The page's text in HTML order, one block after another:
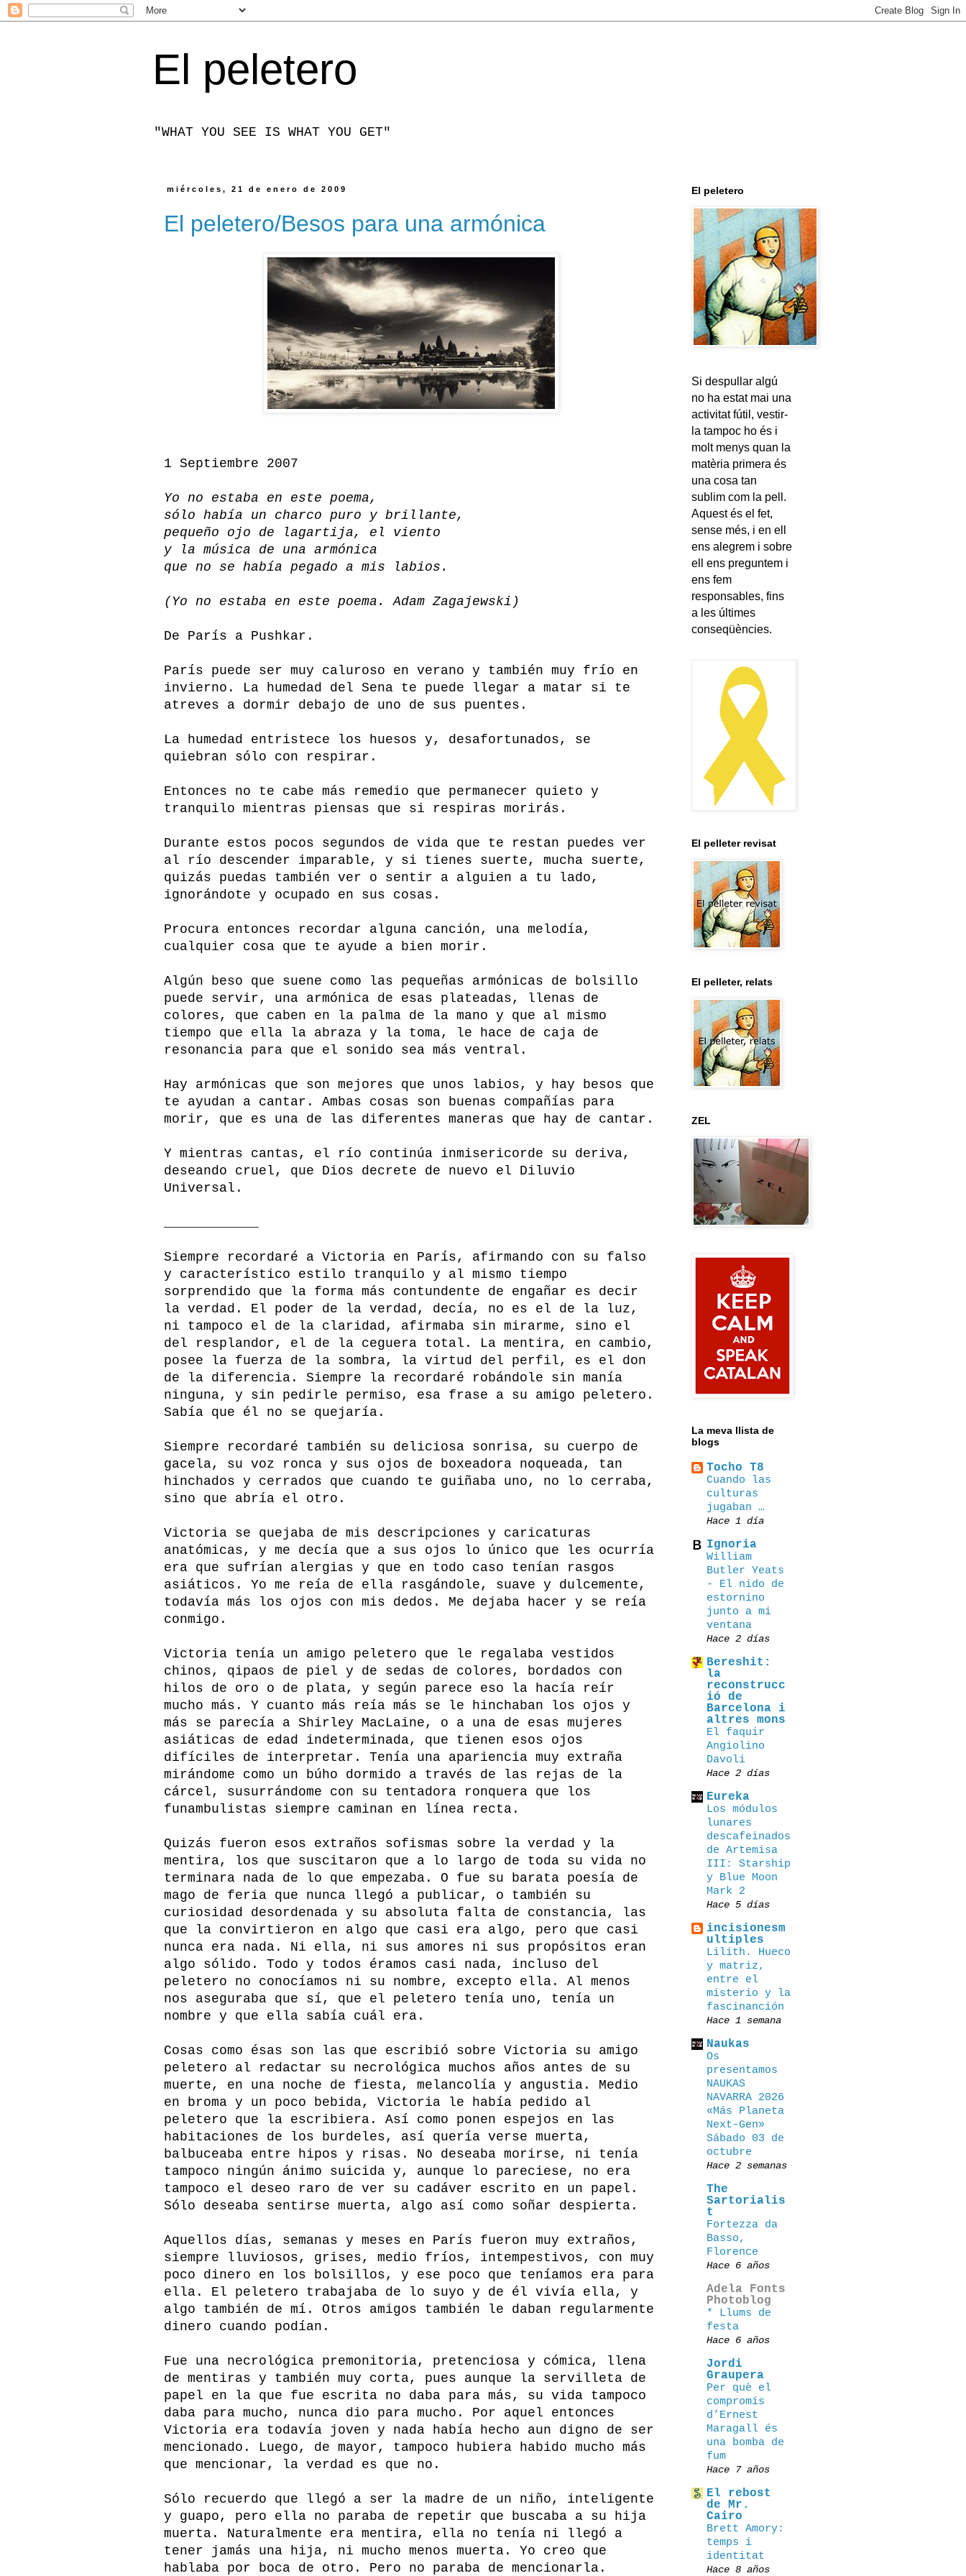
El peletero
"WHAT YOU SEE IS WHAT YOU GET"
miércoles, 21 de enero de 2009
El peletero/Besos para una armónica
1 Septiembre 2007
Yo no estaba en este poema,
sólo había un charco puro y brillante,
pequeño ojo de lagartija, el viento
y la música de una armónica
que no se había pegado a mis labios.
(Yo no estaba en este poema. Adam Zagajewski)
De París a Pushkar.
París puede ser muy caluroso en verano y también muy frío en
invierno. La humedad del Sena te puede llegar a matar si te
atreves a dormir debajo de uno de sus puentes.
La humedad entristece los huesos y, desafortunados, se
quiebran sólo con respirar.
Entonces no te cabe más remedio que permanecer quieto y
tranquilo mientras piensas que si respiras morirás.
Durante estos pocos segundos de vida que te restan puedes ver
al río descender imparable, y si tienes suerte, mucha suerte,
quizás puedas también ver o sentir a alguien a tu lado,
ignorándote y ocupado en sus cosas.
Procura entonces recordar alguna canción, una melodía,
cualquier cosa que te ayude a bien morir.
Algún beso que suene como las pequeñas armónicas de bolsillo
puede servir, una armónica de esas plateadas, llenas de
colores, que caben en la palma de la mano y que al mismo
tiempo que ella la abraza y la toma, le hace de caja de
resonancia para que el sonido sea más ventral.
Hay armónicas que son mejores que unos labios, y hay besos que
te ayudan a cantar. Ambas cosas son buenas compañías para
morir, que es una de las diferentes maneras que hay de cantar.
Y mientras cantas, el río continúa inmisericorde su deriva,
deseando cruel, que Dios decrete de nuevo el Diluvio
Universal.
Siempre recordaré a Victoria en París, afirmando con su falso
y característico estilo tranquilo y al mismo tiempo
sorprendido que la forma más contundente de engañar es decir
la verdad. El poder de la verdad, decía, no es el de la luz,
ni tampoco el de la claridad, afirmaba sin mirarme, sino el
del resplandor, el de la ceguera total. La mentira, en cambio,
posee la fuerza de la sombra, la virtud del perfil, es el don
de la diferencia. Siempre la recordaré robándole sin manía
ninguna, y sin pedirle permiso, esa frase a su amigo peletero.
Sabía que él no se quejaría.
Siempre recordaré también su deliciosa sonrisa, su cuerpo de
gacela, su voz ronca y sus ojos de boxeadora noqueada, tan
hinchados y cerrados que cuando te guiñaba uno, no lo cerraba,
sino que abría el otro.
Victoria se quejaba de mis descripciones y caricaturas
anatómicas, y me decía que a sus ojos lo único que les ocurría
era que sufrían alergias y que en todo caso tenían rasgos
asiáticos. Yo me reía de ella rasgándole, suave y dulcemente,
todavía más los ojos con mis dedos. Me dejaba hacer y se reía
conmigo.
Victoria tenía un amigo peletero que le regalaba vestidos
chinos, qipaos de piel y de sedas de colores, bordados con
hilos de oro o de plata, y según parece eso la hacía reír
mucho más. Y cuanto más reía más se le hinchaban los ojos y
más se parecía a Shirley MacLaine, o a una de esas mujeres
asiáticas de edad indeterminada, que tienen esos ojos
difíciles de interpretar. Tenía una apariencia muy extraña
mirándome como un búho dormido a través de las rejas de la
cárcel, susurrándome con su tentadora ronquera que los
funambulistas siempre caminan en línea recta.
Quizás fueron esos extraños sofismas sobre la verdad y la
mentira, los que suscitaron que a lo largo de toda su vida no
terminara nada de lo que empezaba. O fue su barata poesía de
mago de feria que nunca llegó a publicar, o también su
curiosidad desordenada y su absoluta falta de constancia, las
que la convirtieron en algo que casi era algo, pero que casi
nunca era nada. Ni ella, ni sus amores ni sus propósitos eran
algo sólido. Todo y todos éramos casi nada, incluso del
peletero no conocíamos ni su nombre, excepto ella. Al menos
nos aseguraba que sí, que el peletero tenía uno, tenía un
nombre y que ella sabía cuál era.
Cosas como ésas son las que escribió sobre Victoria su amigo
peletero al redactar su necrológica muchos años antes de su
muerte, en una noche de fiesta, melancolía y angustia. Medio
en broma y un poco bebida, Victoria le había pedido al
peletero que la escribiera. Así como ponen espejos en las
habitaciones de los burdeles, así quería verse muerta,
balbuceaba entre hipos y risas. No deseaba morirse, ni tenía
tampoco ningún ánimo suicida y, aunque lo pareciese, no era
tampoco el deseo raro de ver su cadáver escrito en un papel.
Sólo deseaba sentirse muerta, algo así como soñar despierta.
Aquellos días, semanas y meses en París fueron muy extraños,
siempre lluviosos, grises, medio fríos, intempestivos, con muy
poco dinero en los bolsillos, y ese poco que teníamos era para
ella. El peletero trabajaba de lo suyo y de él vivía ella, y
algo también de mí. Otros amigos también le daban regularmente
dinero cuando podían.
Fue una necrológica premonitoria, pretenciosa y cómica, llena
de mentiras y también muy corta, pues aunque la servilleta de
papel en la que fue escrita no daba para más, su vida tampoco
daba para mucho, nunca dio para mucho. Por aquel entonces
Victoria era todavía joven y nada había hecho aun digno de ser
mencionado. Luego, de mayor, tampoco hubiera habido mucho más
que mencionar, la verdad es que no.
Sólo recuerdo que llegó a ser la madre de un niño, inteligente
y guapo, pero ella no paraba de repetir que buscaba a su hija
muerta. Naturalmente era mentira, ella no tenía ni llegó a
tener jamás una hija, ni mucho menos muerta. Yo creo que
hablaba por boca de otro. Pero no paraba de mencionarla.
El peletero
Si despullar algú
no ha estat mai una
activitat fútil, vestir-
la tampoc ho és i
molt menys quan la
matèria primera és
una cosa tan
sublim com la pell.
Aquest és el fet,
sense més, i en ell
ens alegrem i sobre
ell ens preguntem i
ens fem
responsables, fins
a les últimes
conseqüències.
El pelleter revisat
El pelleter, relats
ZEL
La meva llista de
blogs
Tocho T8
Cuando las
culturas
jugaban …
Hace 1 día
Ignoria
William
Butler Yeats
- El nido de
estornino
junto a mi
ventana
Hace 2 días
Bereshit:
la
reconstrucc
ió de
Barcelona i
altres mons
El faquir
Angiolino
Davoli
Hace 2 días
Eureka
Los módulos
lunares
descafeinados
de Artemisa
III: Starship
y Blue Moon
Mark 2
Hace 5 días
incisionesm
ultiples
Lilith. Hueco
y matriz,
entre el
misterio y la
fascinanción
Hace 1 semana
Naukas
Os
presentamos
NAUKAS
NAVARRA 2026
«Más Planeta
Next-Gen»
Sábado 03 de
octubre
Hace 2 semanas
The
Sartorialis
t
Fortezza da
Basso,
Florence
Hace 6 años
Adela Fonts
Photoblog
* Llums de
festa
Hace 6 años
Jordi
Graupera
Per què el
compromís
d’Ernest
Maragall és
una bomba de
fum
Hace 7 años
El rebost
de Mr.
Cairo
Brett Amory:
temps i
identitat
Hace 8 años